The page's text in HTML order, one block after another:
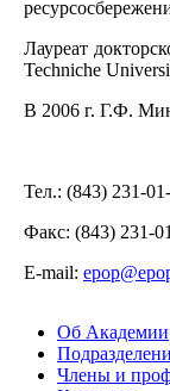
Лауреат
Techniche
В 2006 г. Г.Ф.
Тел.: (843) 231-
Факс: (843) 231-
Е-mail:
Об Академии
Члены и